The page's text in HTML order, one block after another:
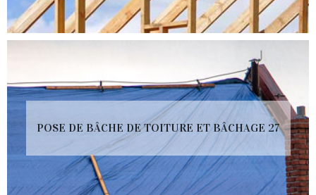
POSE DE BÂCHE DE TOITURE ET BÂCHAGE 27